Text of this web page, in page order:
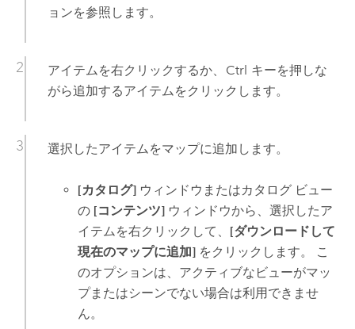
ョンを参照します。
アイテムを右クリックするか、 Ctrl キーを押しな
がら追加するアイテムをクリックします。
選択したアイテムをマップに追加します。
[カタログ] ウィンドウまたはカタログ ビュー
の [コンテンツ] ウィンドウから、選択したア
イテムを右クリックして、 [ダウンロードして
現在のマップに追加] をクリックします。 こ
のオプションは、アクティブなビューがマッ
プまたはシーンでない場合は利用できませ
ん。